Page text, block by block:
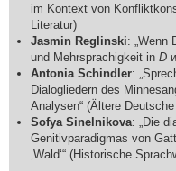
im Kontext von
Literatur)
Jasmin Reglinski: „Wenn
und Mehrsprachigkeit inD
Antonia Schindler:
Dialogliedern des
Analysen“ (Ältere
Sofya Sinelnikova: „Die
Genitivparadigmas von
‚Wald‘“ (Historische